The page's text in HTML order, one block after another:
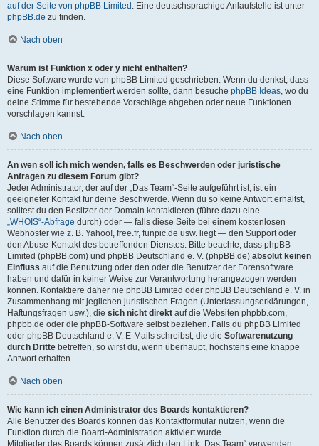
auf der Seite von phpBB Limited . Eine deutschsprachige Anlaufstelle ist unter
phpBB.de zu finden.
Nach oben
Warum ist Funktion x oder y nicht enthalten?
Diese Software wurde von phpBB Limited geschrieben. Wenn du denkst, dass
eine Funktion implementiert werden sollte, dann besuche phpBB Ideas, wo du
deine Stimme für bestehende Vorschläge abgeben oder neue Funktionen
vorschlagen kannst.
Nach oben
An wen soll ich mich wenden, falls es Beschwerden oder juristische
Anfragen zu diesem Forum gibt?
Jeder Administrator, der auf der „Das Team“-Seite aufgeführt ist, ist ein
geeigneter Kontakt für deine Beschwerde. Wenn du so keine Antwort erhältst,
solltest du den Besitzer der Domain kontaktieren (führe dazu eine
„WHOIS“-Abfrage durch) oder — falls diese Seite bei einem kostenlosen
Webhoster wie z. B. Yahoo!, free.fr, funpic.de usw. liegt — den Support oder
den Abuse-Kontakt des betreffenden Dienstes. Bitte beachte, dass phpBB
Limited (phpBB.com) und phpBB Deutschland e. V. (phpBB.de) absolut keinen
Einfluss auf die Benutzung oder den oder die Benutzer der Forensoftware
haben und dafür in keiner Weise zur Verantwortung herangezogen werden
können. Kontaktiere daher nie phpBB Limited oder phpBB Deutschland e. V. in
Zusammenhang mit jeglichen juristischen Fragen (Unterlassungserklärungen,
Haftungsfragen usw.), die sich nicht direkt auf die Websiten phpbb.com,
phpbb.de oder die phpBB-Software selbst beziehen. Falls du phpBB Limited
oder phpBB Deutschland e. V. E-Mails schreibst, die die Softwarenutzung
durch Dritte betreffen, so wirst du, wenn überhaupt, höchstens eine knappe
Antwort erhalten.
Nach oben
Wie kann ich einen Administrator des Boards kontaktieren?
Alle Benutzer des Boards können das Kontaktformular nutzen, wenn die
Funktion durch die Board-Administration aktiviert wurde.
Mitglieder des Boards können zusätzlich den Link „Das Team“ verwenden.